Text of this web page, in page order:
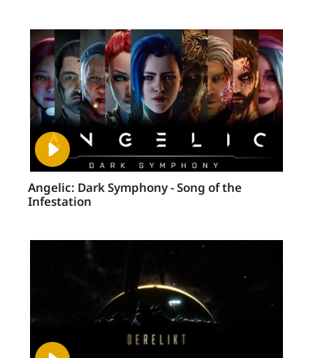
Angelic: Dark Symphony - Song of the
Infestation